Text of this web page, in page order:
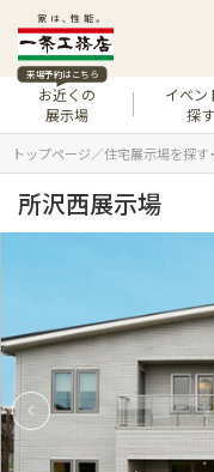
来場予約はこちら
お近くの
展示場
イベン
探す
トップページ 住宅展示場を探す
所沢西展示場